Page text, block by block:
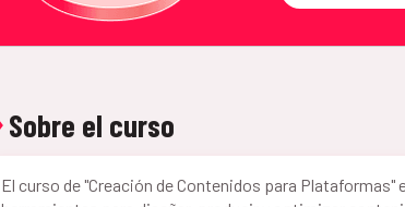
Sobre el curso
El curso de "Creación de Contenidos para Plataformas"